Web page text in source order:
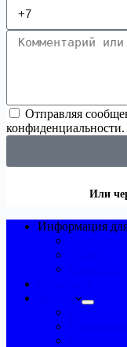
Отправляя
конфиденциальности.
Или
Информация